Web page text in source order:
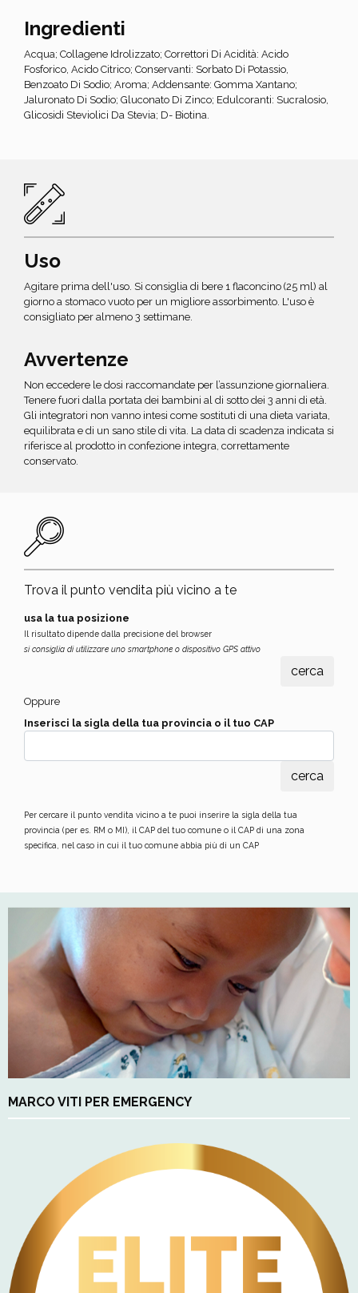
Ingredienti
Acqua; Collagene Idrolizzato; Correttori Di Acidità: Acido
Fosforico, Acido Citrico; Conservanti: Sorbato Di Potassio,
Benzoato Di Sodio; Aroma; Addensante: Gomma Xantano;
Jaluronato Di Sodio; Gluconato Di Zinco; Edulcoranti: Sucralosio,
Glicosidi Steviolici Da Stevia; D- Biotina.
Uso
Agitare prima dell'uso. Si consiglia di bere 1 flaconcino (25 ml) al
giorno a stomaco vuoto per un migliore assorbimento. L'uso è
consigliato per almeno 3 settimane.
Avvertenze
Non eccedere le dosi raccomandate per l’assunzione giornaliera.
Tenere fuori dalla portata dei bambini al di sotto dei 3 anni di età.
Gli integratori non vanno intesi come sostituti di una dieta variata,
equilibrata e di un sano stile di vita. La data di scadenza indicata si
riferisce al prodotto in confezione integra, correttamente
conservato.
Trova il punto vendita più vicino a te
usa la tua posizione
Il risultato dipende dalla precisione del browser
si consiglia di utilizzare uno smartphone o dispositivo GPS attivo
Oppure
Inserisci la sigla della tua provincia o il tuo CAP
Per cercare il punto vendita vicino a te puoi inserire la sigla della tua
provincia (per es. RM o MI), il CAP del tuo comune o il CAP di una zona
specifica, nel caso in cui il tuo comune abbia più di un CAP
MARCO VITI PER EMERGENCY